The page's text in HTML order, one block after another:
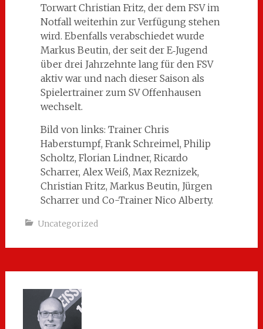
Torwart Christian Fritz, der dem FSV im
Notfall weiterhin zur Verfügung stehen
wird. Ebenfalls verabschiedet wurde
Markus Beutin, der seit der E‑Jugend
über drei Jahrzehnte lang für den FSV
aktiv war und nach dieser Saison als
Spielertrainer zum SV Offenhausen
wechselt.
Bild von links: Trainer Chris
Haberstumpf, Frank Schreimel, Philip
Scholtz, Florian Lindner, Ricardo
Scharrer, Alex Weiß, Max Reznizek,
Christian Fritz, Markus Beutin, Jürgen
Scharrer und Co-Trainer Nico Alberty.
Uncategorized